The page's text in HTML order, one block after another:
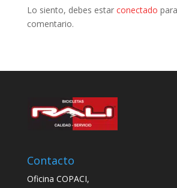
Lo siento, debes estar conectado
comentario.
Contacto
Oficina COPACI,